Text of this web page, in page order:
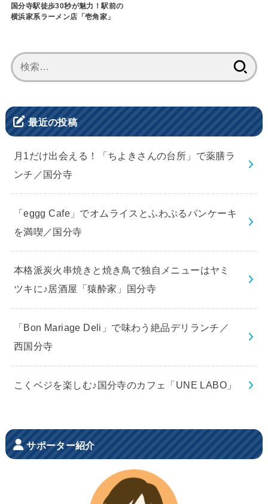
国分寺駅徒歩30秒が魅力！駅前の
横浜家系ラーメン店「壱角家」
索:
最近の投稿
月1だけ出会える！「ちよきさんの台所」で薬膳ラ
ンチ／国分寺
「eggg Cafe」でオムライスとふわぷるパンケーキ
を満喫／国分寺
本格派炭火串焼きと焼き鳥で独自メニューはヤミ
ツキに♪居酒屋「猿酔家」国分寺
「Bon Mariage Deli」で味わう絶品デリランチ／
西国分寺
こくベジを楽しむ♪国分寺のカフェ「UNE LABO」
サポーター紹介